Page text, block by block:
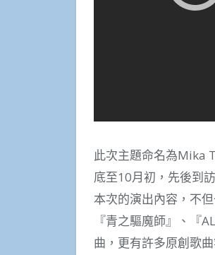
此次主題命名為Mika
底至10月初，先後到
本次的演出內容，不
『青之驅魔師』、『
曲，更有許多原創歌